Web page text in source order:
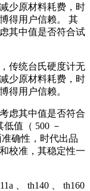
少原材料耗费，时
得用户信赖。 其
其中值是否符合试
传统台氏硬度计无
少原材料耗费，时
得用户信赖。
虑其中值是否符合
值（ 500 －
准确性，时代出品
校准，其稳定性一
、 th140 、 th160